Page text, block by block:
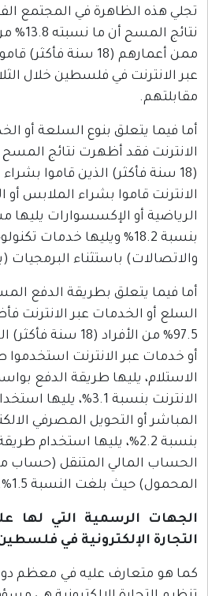
تجلي هذه الظاهرة في المجتمع
نتائج
ممن أعمارهم (18 سنة
عبر الانترنت في فلسطين خلال
مقابلتهم.
أما فيما يتعلق بنوع السلعة أو
(18 سنة فأكثر) الذين قاموا
الانترنت قاموا بشراء الملابس أو
الرياضية أو الإكسسوارات
بنسبة 18.2% ويليها خدمات
والاتصالات) باستثناء البرمجيات
أما فيما يتعلق بطريقة الدفع
السلع أو الخدمات عبر الانترنت
97.5% من الأفراد
أو خدمات عبر الانترنت استخدموا
الاستلام، يليها طريقة الدفع
الانترنت بنسبة 3.1%،
المباشر أو التحويل المصرفي
بنسبة 2.2%، يليها استخدام
الحساب المالي المتنقل (حساب
المحمول) حيث بلغت النسبة 1.5%.
الجهات الرسمية التي لها
التجارة الإلكترونية في
كما هو متعارف عليه في معظم